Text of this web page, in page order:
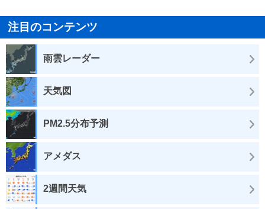
注目のコンテンツ
雨雲レーダー
天気図
PM2.5分布予測
アメダス
2週間天気